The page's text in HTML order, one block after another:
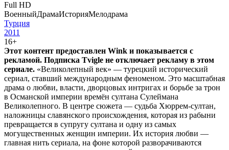
Full HD
ВоенныйДрамаИсторияМелодрама
Турция
2011
16+
Этот контент предоставлен Wink и показывается с
рекламой. Подписка Tvigle не отключает рекламу в этом
сериале. «Великолепный век» — турецкий исторический
сериал, ставший международным феноменом. Это масштабная
драма о любви, власти, дворцовых интригах и борьбе за трон
в Османской империи времён султана Сулеймана
Великолепного. В центре сюжета — судьба Хюррем-султан,
наложницы славянского происхождения, которая из рабыни
превращается в супругу султана и одну из самых
могущественных женщин империи. Их история любви —
главная нить сериала, на фоне которой разворачиваются